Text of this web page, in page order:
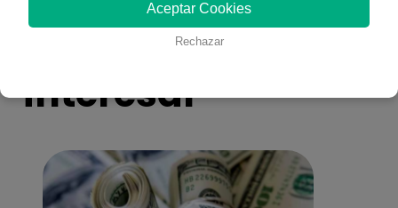
También te puede
interesar
Aceptar Cookies
Rechazar